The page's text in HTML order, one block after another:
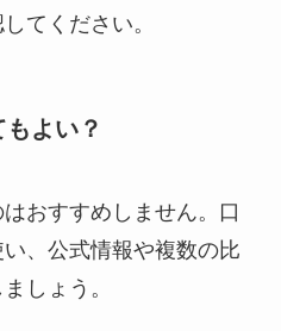
てください。
よい？
おすすめしません。口
、公式情報や複数の比
しょう。